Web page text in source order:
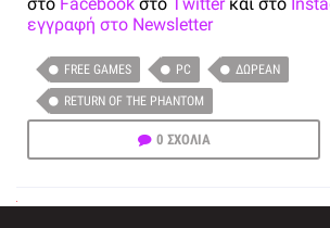
εγγραφή στο Newsletter
FREE GAMES PC ΔΩΡΕΆΝ
RETURN OF THE PHANTOM
0 ΣΧΟΛΙΑ